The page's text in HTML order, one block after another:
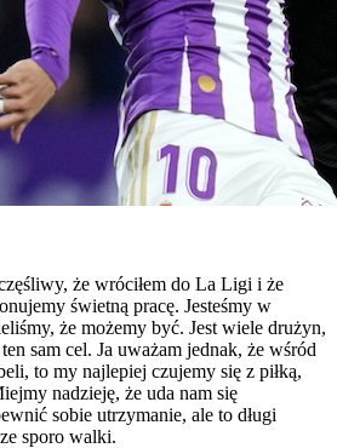
że wróciłem do La Ligi i że
świetną pracę. Jesteśmy w
że możemy być. Jest wiele drużyn,
sam cel. Ja uważam jednak, że wśród
to my najlepiej czujemy się z piłką,
nadzieję, że uda nam się
sobie utrzymanie, ale to długi
sporo walki.